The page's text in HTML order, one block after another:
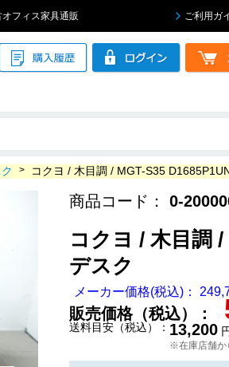
フィス家具通販 ご利用ガ
> コクヨ / 木目調 / MGT-S35
商品コード： 0-
コクヨ / 木目調
デスク
メーカー価格(税込)：
販売価格（税込）：
送料目安（税込）： 13,200
※在庫店舗か